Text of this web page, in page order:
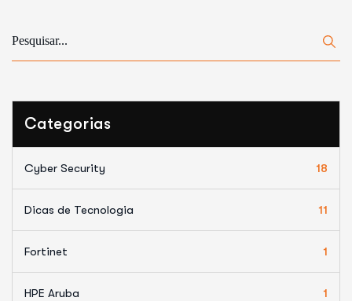
Categorias
Cyber Security 18
Dicas de Tecnologia 11
Fortinet 1
HPE Aruba 1